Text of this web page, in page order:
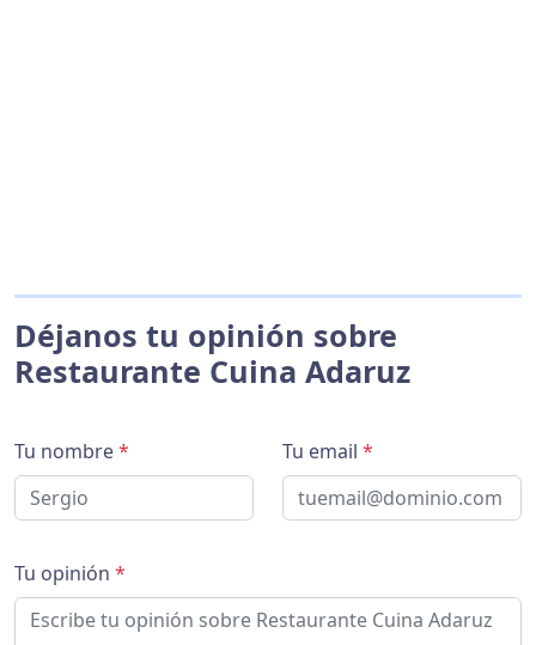
Déjanos tu opinión sobre
Restaurante Cuina Adaruz
Tu nombre* Tu email *
Tu opinión *